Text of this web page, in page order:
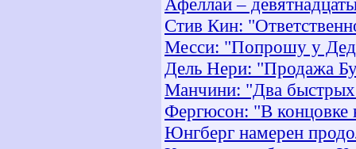
Стив Кин:
Месси: "Попрошу у
Дель Нери: "Продажа
Манчини: "Два быстрых
Фергюсон: "В концовке
Юнгберг намерен